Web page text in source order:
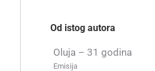
Od istog autora
Oluja – 31 godina
Emisija